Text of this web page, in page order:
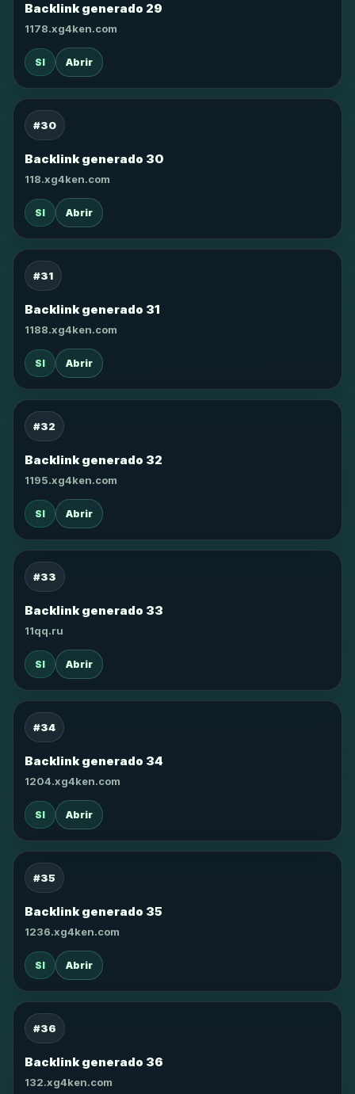
Backlink generado 29
1178.xg4ken.com
SI Abrir
#30
Backlink generado 30
118.xg4ken.com
SI Abrir
#31
Backlink generado 31
1188.xg4ken.com
SI Abrir
#32
Backlink generado 32
1195.xg4ken.com
SI Abrir
#33
Backlink generado 33
11qq.ru
SI Abrir
#34
Backlink generado 34
1204.xg4ken.com
SI Abrir
#35
Backlink generado 35
1236.xg4ken.com
SI Abrir
#36
Backlink generado 36
132.xg4ken.com